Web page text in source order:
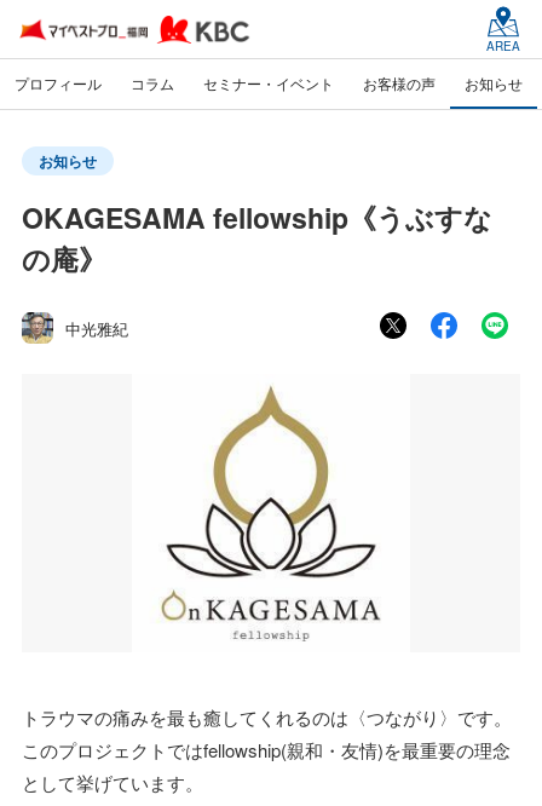
AREA
プロフィール コラム セミナー・イベント お客様の声 お知らせ
お知らせ
OKAGESAMA fellowship《うぶすな
の庵》
中光雅紀
トラウマの痛みを最も癒してくれるのは〈つながり〉です。
このプロジェクトではfellowship(親和・友情)を最重要の理念
として挙げています。